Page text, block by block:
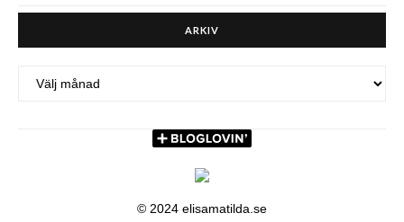
ARKIV
© 2024 elisamatilda.se